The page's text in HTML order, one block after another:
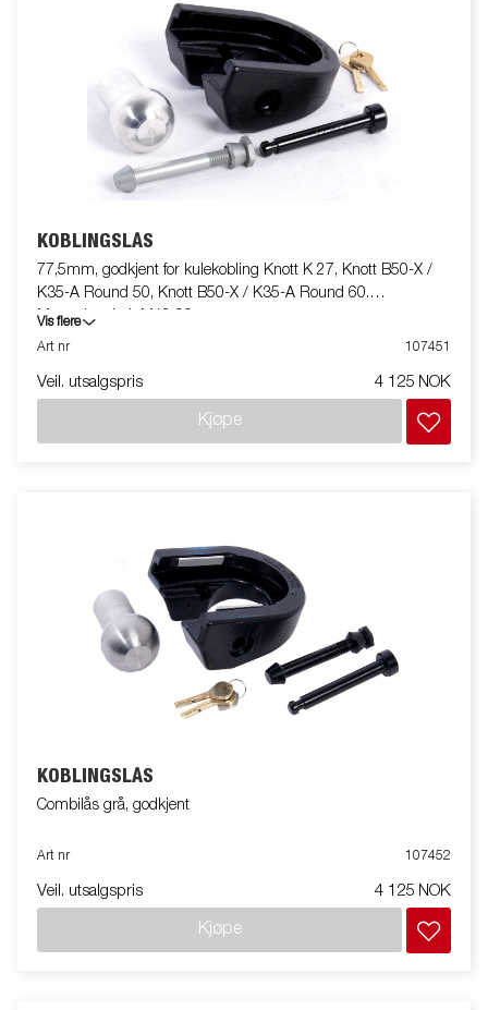
KOBLINGSLÅS
77,5mm, godkjent for kulekobling Knott K 27, Knott B50-X /
K35-A Round 50, Knott B50-X / K35-A Round 60.
Monteringsbolt M12 90mm
Vis flere
Art nr
107451
Veil. utsalgspris 4 125 NOK
Kjøpe
KOBLINGSLÅS
Combilås grå, godkjent
Art nr 107452
Veil. utsalgspris 4 125 NOK
Kjøpe